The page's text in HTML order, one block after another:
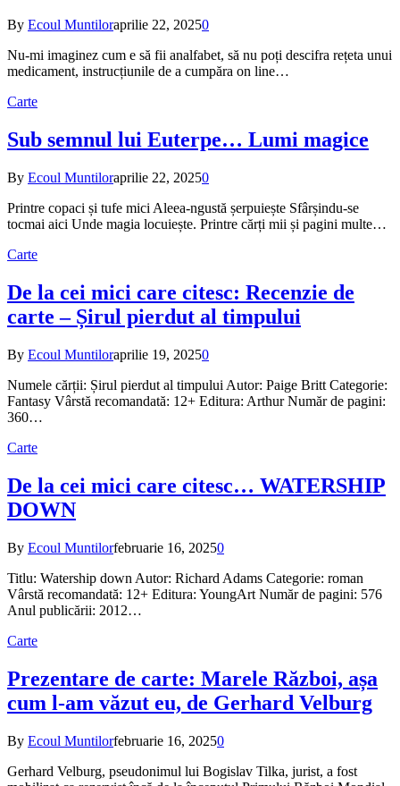
By Ecoul Muntiloraprilie 22, 20250
Nu-mi imaginez cum e să fii analfabet, să nu poți descifra rețeta unui
medicament, instrucțiunile de a cumpăra on line…
Carte
Sub semnul lui Euterpe… Lumi magice
By Ecoul Muntiloraprilie 22, 20250
Printre copaci și tufe mici Aleea-ngustă șerpuiește Sfârșindu-se
tocmai aici Unde magia locuiește. Printre cărți mii și pagini multe…
Carte
De la cei mici care citesc: Recenzie de
carte – Șirul pierdut al timpului
By Ecoul Muntiloraprilie 19, 20250
Numele cărții: Șirul pierdut al timpului Autor: Paige Britt Categorie:
Fantasy Vârstă recomandată: 12+ Editura: Arthur Număr de pagini:
360…
Carte
De la cei mici care citesc… WATERSHIP
DOWN
By Ecoul Muntilorfebruarie 16, 20250
Titlu: Watership down Autor: Richard Adams Categorie: roman
Vârstă recomandată: 12+ Editura: YoungArt Număr de pagini: 576
Anul publicării: 2012…
Carte
Prezentare de carte: Marele Război, așa
cum l-am văzut eu, de Gerhard Velburg
By Ecoul Muntilorfebruarie 16, 20250
Gerhard Velburg, pseudonimul lui Bogislav Tilka, jurist, a fost